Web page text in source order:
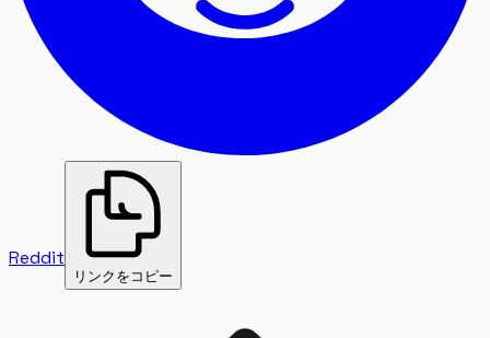
Reddit
リンクをコピー